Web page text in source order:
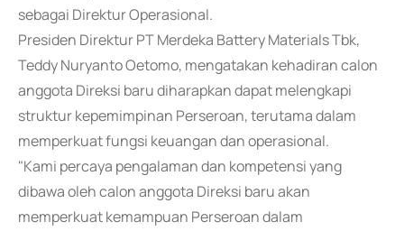
sebagai Direktur Operasional.
Presiden Direktur PT Merdeka Battery Materials Tbk,
Teddy Nuryanto Oetomo, mengatakan kehadiran calon
anggota Direksi baru diharapkan dapat melengkapi
struktur kepemimpinan Perseroan, terutama dalam
memperkuat fungsi keuangan dan operasional.
"Kami percaya pengalaman dan kompetensi yang
dibawa oleh calon anggota Direksi baru akan
memperkuat kemampuan Perseroan dalam